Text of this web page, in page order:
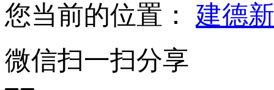
您当前的位置： 建德
微信扫一扫分享